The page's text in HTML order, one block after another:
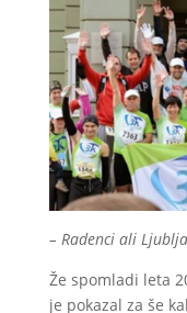
– Radenci ali
Že spomladi leta
je pokazal za še